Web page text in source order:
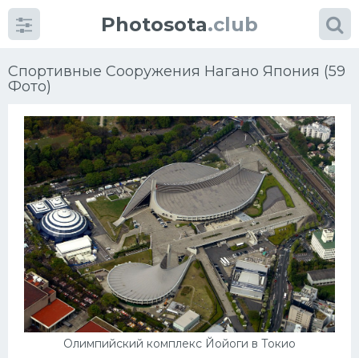
Photosota.club
Спортивные Сооружения Нагано Япония (59
Фото)
Олимпийский комплекс Йойоги в Токио
КатегорииФото
Еще картинки...
Футбол
Баскетбол
Хоккей